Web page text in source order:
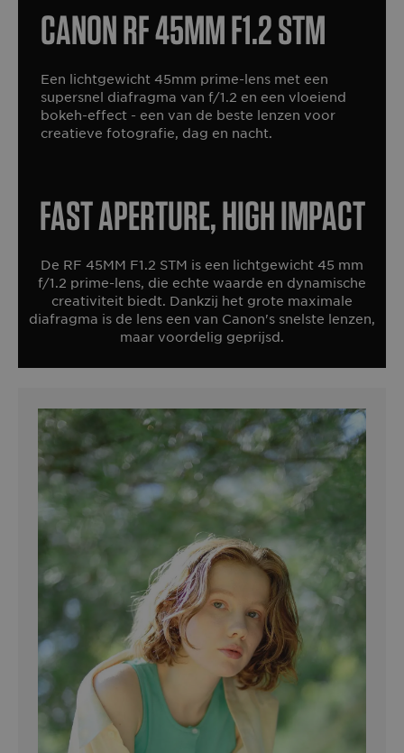
Canon RF 45mm F1.2 STM
Een lichtgewicht 45mm prime-lens met een
supersnel diafragma van f/1.2 en een vloeiend
bokeh-effect - een van de beste lenzen voor
creatieve fotografie, dag en nacht.
Fast aperture, high impact
De RF 45MM F1.2 STM is een lichtgewicht 45 mm
f/1.2 prime-lens, die echte waarde en dynamische
creativiteit biedt. Dankzij het grote maximale
diafragma is de lens een van Canon's snelste lenzen,
maar voordelig geprijsd.